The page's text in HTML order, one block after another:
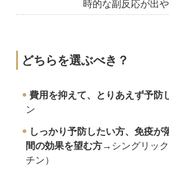
時的な副反応が出
どちらを選ぶべき？
費用を抑えて、とりあえず予防
ン
しっかり予防したい方、免疫が
間の効果を望む方→シングリッ
チン）